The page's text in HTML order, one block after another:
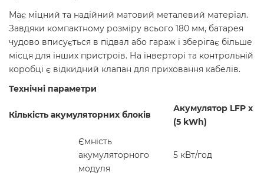
Має міцний та надійний матовий металевий матеріал.
Завдяки компактному розміру всього 180 мм, батарея
чудово вписується в підвал або гараж і зберігає більше
місця для інших пристроїв. На інверторі та контрольній
коробці є відкидний клапан для приховання кабелів.
Технічні параметри
Кількість акумуляторних блоків
Акумулятор LFP x
(5 kWh)
Ємність
акумуляторного
модуля
5 кВт/год